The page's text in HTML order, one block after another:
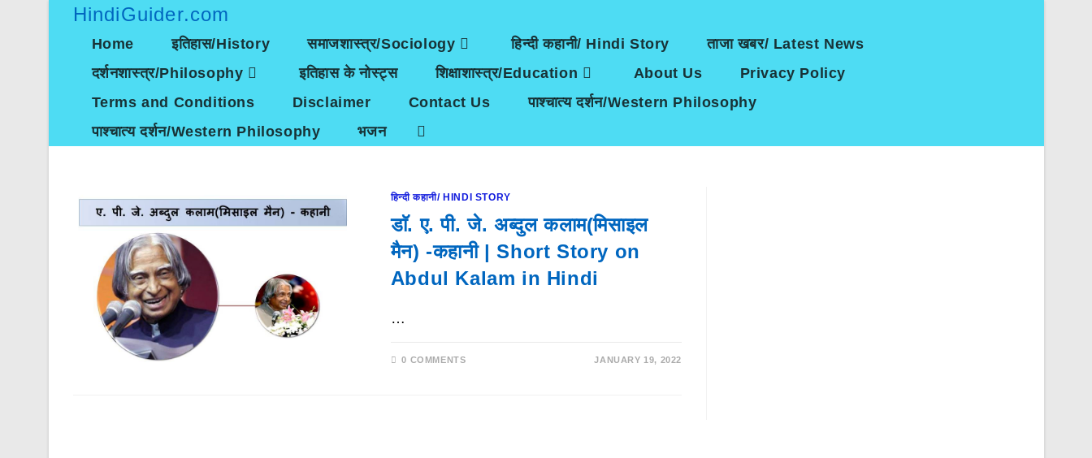
HindiGuider.com
Home इतिहास/History समाजशास्त्र/Sociology हिन्दी कहानी/ Hindi Story
ताजा खबर/ Latest News
दर्शनशास्त्र/Philosophy
इतिहास के नोस्ट्स शिक्षाशास्त्र/Education About Us
Privacy Policy
Terms and Conditions
Disclaimer Contact Us
पाश्चात्य दर्शन/Western Philosophy
पाश्चात्य दर्शन/Western Philosophy
भजन
हिन्दी कहानी/ HINDI STORY
डाॅ. ए. पी. जे. अब्दुल कलाम(मिसाइल
मैन) -कहानी | Short Story on
Abdul Kalam in Hindi
…
0 COMMENTS JANUARY 19, 2022